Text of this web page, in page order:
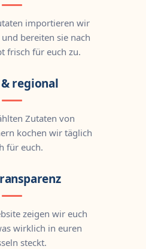
importieren wir
bereiten sie nach
frisch für euch zu.
regional
Zutaten von
kochen wir täglich
für euch.
zeigen wir euch
wirklich in euren
steckt.